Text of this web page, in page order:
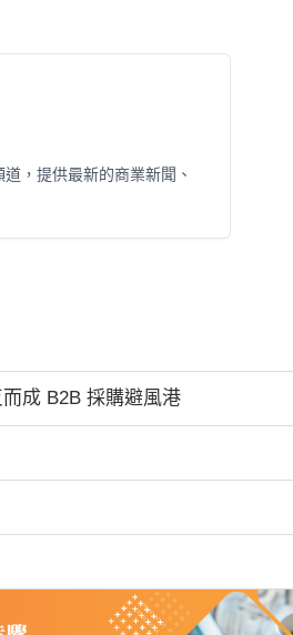
，提供最新的商業新聞、
成 B2B 採購避風港